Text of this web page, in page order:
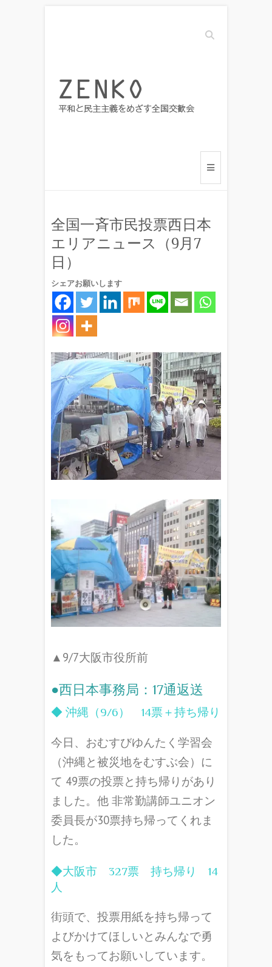
Search
全国一斉市民投票西日本
エリアニュース（9月7
日）
シェアお願いします
▲9/7大阪市役所前
●西日本事務局：17通返送
◆ 沖縄（9/6） 14票＋持ち帰り
今日、おむすびゆんたく学習会
（沖縄と被災地をむすぶ会）に
て 49票の投票と持ち帰りがあり
ました。他 非常勤講師ユニオン
委員長が30票持ち帰ってくれま
した。
◆大阪市 327票 持ち帰り 14
人
街頭で、 投票用紙を持ち帰って
よびかけてほしいとみんなで勇
気をもってお願いしています。